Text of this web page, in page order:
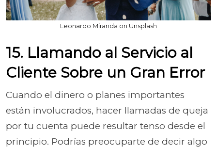
Leonardo Miranda on Unsplash
15. Llamando al Servicio al
Cliente Sobre un Gran Error
Cuando el dinero o planes importantes
están involucrados, hacer llamadas de queja
por tu cuenta puede resultar tenso desde el
principio. Podrías preocuparte de decir algo